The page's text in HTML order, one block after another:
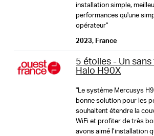
Installation facile
Puissance Transmission
2.4 GHz < 20dBm (EIRP)
5 GHz < 23dBm (EIRP)
Sécurité WiFi
WPA-PSK/WPA2-PSK/WPA3
Supports IPv4 and IPv6
2.4 GHz Guest Network,
installation simple,
performances qu'une
opérateur"
2023, France
5 étoiles - Un
Halo H90X
"Le système Mercusys
bonne solution pour les
souhaitent étendre la
WiFi et profiter de très
avons aimé l’installation